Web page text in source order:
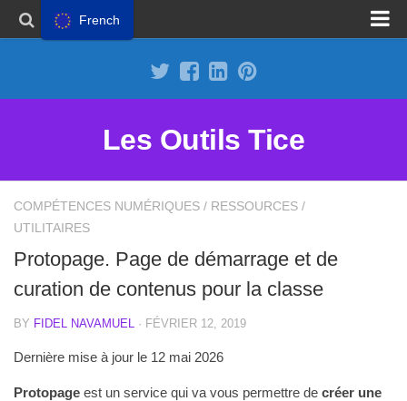
Les Outils Tice
COMPÉTENCES NUMÉRIQUES / RESSOURCES /
UTILITAIRES
Protopage. Page de démarrage et de
curation de contenus pour la classe
BY FIDEL NAVAMUEL · FÉVRIER 12, 2019
Dernière mise à jour le 12 mai 2026
Protopage est un service qui va vous permettre de créer une
French